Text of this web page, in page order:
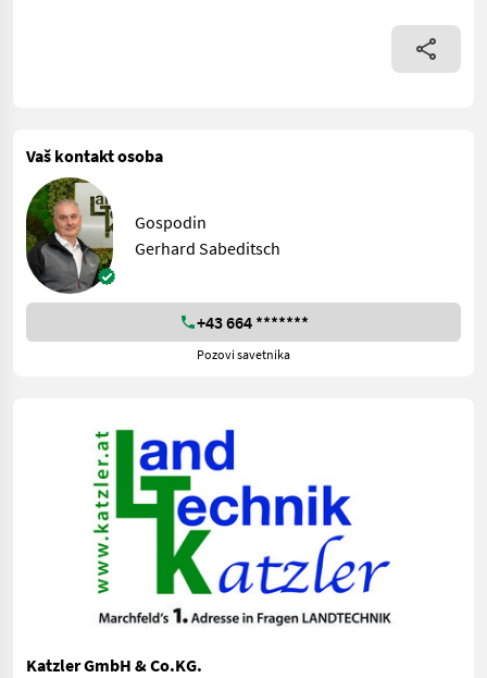
Vaš kontakt osoba
Gospodin
Gerhard Sabeditsch
+43 664 *******
Pozovi savetnika
Katzler GmbH & Co.KG.